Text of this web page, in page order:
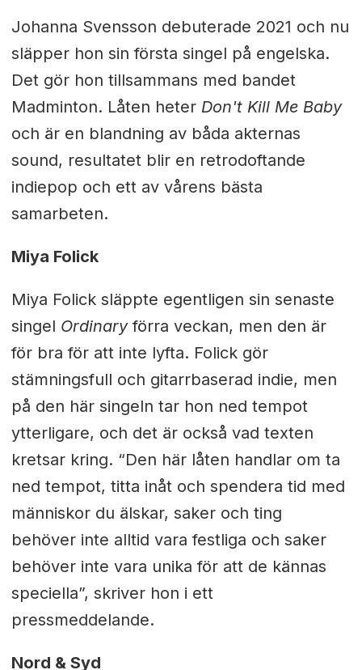
Johanna Svensson debuterade 2021 och nu
släpper hon sin första singel på engelska.
Det gör hon tillsammans med bandet
Madminton. Låten heter Don't Kill Me Baby
och är en blandning av båda akternas
sound, resultatet blir en retrodoftande
indiepop och ett av vårens bästa
samarbeten.
Miya Folick
Miya Folick släppte egentligen sin senaste
singel Ordinaryförra veckan, men den är
för bra för att inte lyfta. Folick gör
stämningsfull och gitarrbaserad indie, men
på den här singeln tar hon ned tempot
ytterligare, och det är också vad texten
kretsar kring. “Den här låten handlar om ta
ned tempot, titta inåt och spendera tid med
människor du älskar, saker och ting
behöver inte alltid vara festliga och saker
behöver inte vara unika för att de kännas
speciella”, skriver hon i ett
pressmeddelande.
Nord & Syd